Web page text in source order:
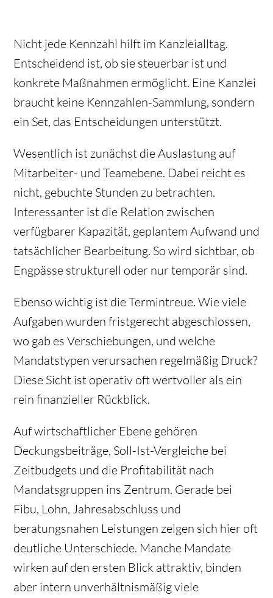
Nicht jede Kennzahl hilft im Kanzleialltag.
Entscheidend ist, ob sie steuerbar ist und
konkrete Maßnahmen ermöglicht. Eine Kanzlei
braucht keine Kennzahlen-Sammlung, sondern
ein Set, das Entscheidungen unterstützt.
Wesentlich ist zunächst dieAuslastung auf
Mitarbeiter- und Teamebene. Dabei reicht es
nicht, gebuchte Stunden zu betrachten.
Interessanter ist die Relation zwischen
verfügbarer Kapazität, geplantem Aufwand und
tatsächlicher Bearbeitung. So wird sichtbar, ob
Engpässe strukturell oder nur temporär sind.
Ebenso wichtig ist die Termintreue. Wie viele
Aufgaben wurden fristgerecht abgeschlossen,
wo gab es Verschiebungen, und welche
Mandatstypen verursachen regelmäßig Druck?
Diese Sicht ist operativ oft wertvoller als ein
rein finanzieller Rückblick.
Auf wirtschaftlicher Ebene gehören
Deckungsbeiträge, Soll-Ist-Vergleiche bei
Zeitbudgets und die Profitabilität nach
Mandatsgruppen ins Zentrum. Gerade bei
Fibu, Lohn, Jahresabschluss und
beratungsnahen Leistungen zeigen sich hier oft
deutliche Unterschiede. Manche Mandate
wirken auf den ersten Blick attraktiv, binden
aber intern unverhältnismäßig viele